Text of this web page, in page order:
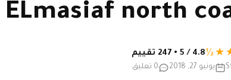
ELmasiaf north
4.8 / 5 • 247 تقييم
يونيو 27, 2018 0 تعليق